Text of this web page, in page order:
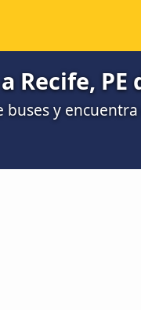
Recife, PE
y